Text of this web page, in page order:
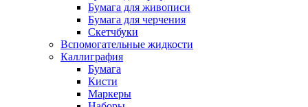
Бумага для живописи
Бумага для черчения
Скетчбуки
Вспомогательные жидкости
Каллиграфия
Бумага
Кисти
Маркеры